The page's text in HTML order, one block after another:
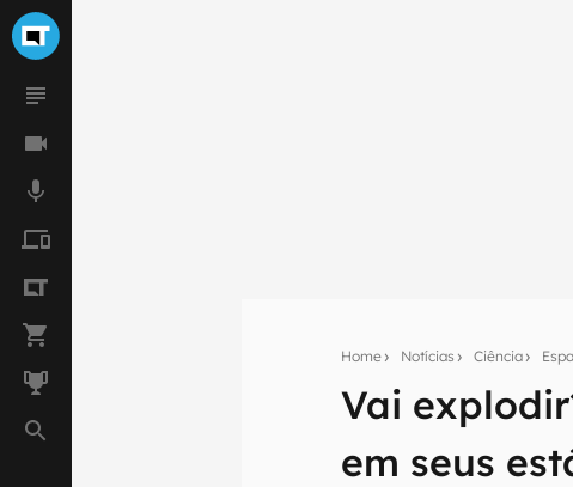
Home Notícias Ciência
Vai
em seus
Seu
Assine a